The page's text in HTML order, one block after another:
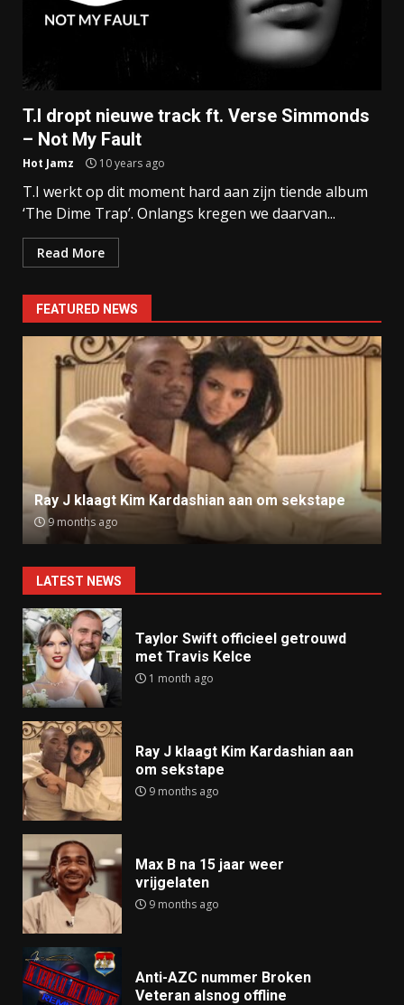
T.I dropt nieuwe track ft. Verse Simmonds
– Not My Fault
Hot Jamz 10 years ago
T.I werkt op dit moment hard aan zijn tiende album
‘The Dime Trap’. Onlangs kregen we daarvan...
Read More
FEATURED NEWS
Ray J klaagt Kim Kardashian aan om sekstape
9 months ago
LATEST NEWS
Taylor Swift officieel getrouwd
met Travis Kelce
1 month ago
Ray J klaagt Kim Kardashian aan
om sekstape
9 months ago
Max B na 15 jaar weer
vrijgelaten
9 months ago
Anti-AZC nummer Broken
Veteran alsnog offline